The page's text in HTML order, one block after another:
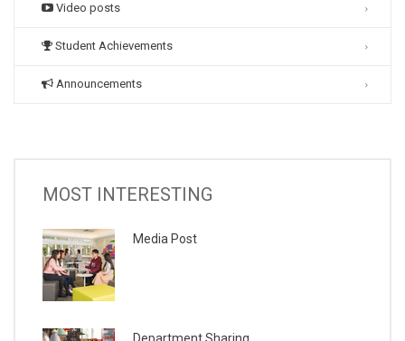
Video posts
Student Achievements
Announcements
MOST INTERESTING
Media Post